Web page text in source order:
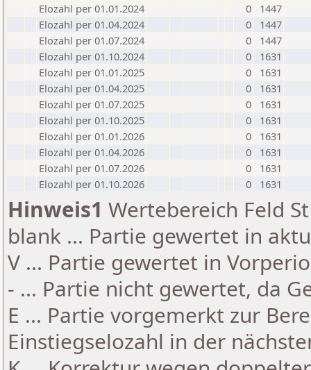
Elozahl per 01.01.2024
0
1447
Elozahl per 01.04.2024
0
1447
Elozahl per 01.07.2024
0
1447
Elozahl per 01.10.2024
0
1631
Elozahl per 01.01.2025
0
1631
Elozahl per 01.04.2025
0
1631
Elozahl per 01.07.2025
0
1631
Elozahl per 01.10.2025
0
1631
Elozahl per 01.01.2026
0
1631
Elozahl per 01.04.2026
0
1631
Elozahl per 01.07.2026
0
1631
Elozahl per 01.10.2026
0 1631
Hinweis1 Wertebereich Feld
blank ... Partie gewertet in
V ... Partie gewertet in
- ... Partie nicht gewertet, da
E ... Partie vorgemerkt zur
Einstiegselozahl in der